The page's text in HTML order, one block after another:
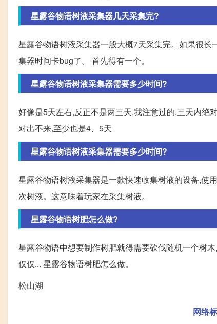
星露谷物语树液采集器几天采集完?
星露谷物语树液采集器一般大概7天采集完。如果很
集器时间卡bug了。 首先得有一个。
星露谷物语树液采集器需要多少时间?
好像是5天左右,反正不是两三天,我注意过的,三天内绝
对出不来,至少也是4、5天
星露谷物语树液采集器需要多少时间?
星露谷物语树液采集器是一款快速收集树液的设备,使
次树液。这意味着玩家在采集树液。
星露谷物语树肥怎么做?
星露谷物语中想要制作树肥就得需要砍伐随机一个树
仅仅... 星露谷物语树肥怎么做。
松山湖
网络